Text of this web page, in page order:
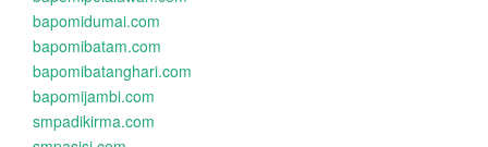
bapomidumai.com
bapomibatam.com
bapomibatanghari.com
bapomijambi.com
smpadikirma.com